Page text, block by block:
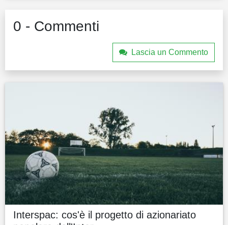
0 - Commenti
Lascia un Commento
Interspac: cos'è il progetto di azionariato